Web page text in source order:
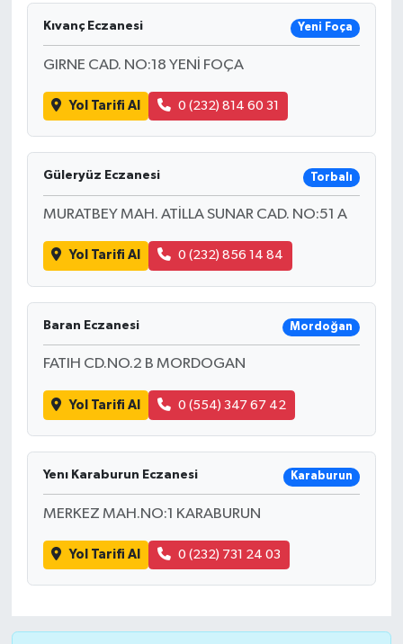
Kıvanç Eczanesi Yeni Foça
GIRNE CAD. NO:18 YENİ FOÇA
Yol Tarifi Al 0 (232) 814 60 31
Güleryüz Eczanesi Torbalı
MURATBEY MAH. ATİLLA SUNAR CAD. NO:51 A
Yol Tarifi Al 0 (232) 856 14 84
Baran Eczanesi Mordoğan
FATIH CD.NO.2 B MORDOGAN
Yol Tarifi Al 0 (554) 347 67 42
Yenı Karaburun Eczanesi Karaburun
MERKEZ MAH.NO:1 KARABURUN
Yol Tarifi Al 0 (232) 731 24 03